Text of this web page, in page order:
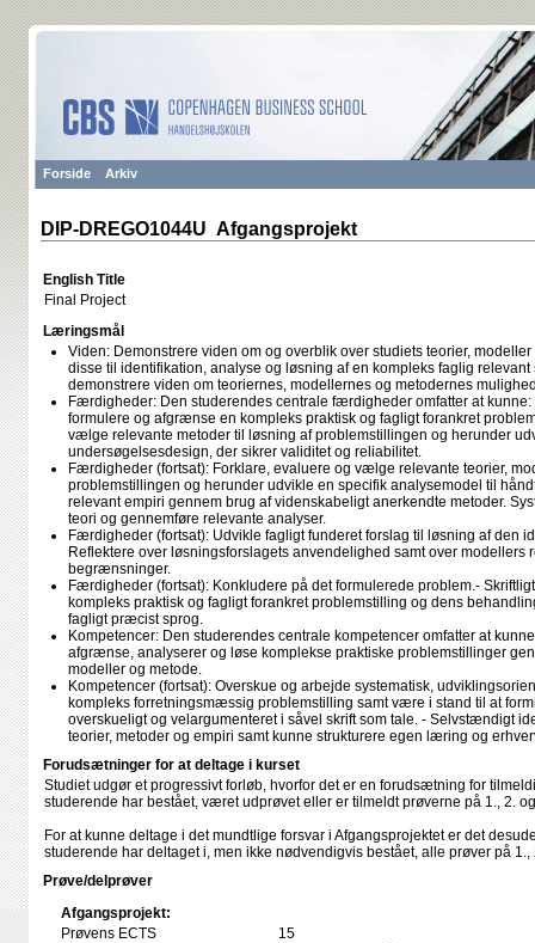
Forside Arkiv
DIP-DREGO1044U Afgangsprojekt
English Title
Final Project
Læringsmål
Viden: Demonstrere viden om og overblik over studiets teorier,
disse til identifikation, analyse og løsning af en kompleks faglig
demonstrere viden om teoriernes, modellernes og metodernes
Færdigheder: Den studerendes centrale færdigheder omfatter at kunne:
formulere og afgrænse en kompleks praktisk og fagligt forankret
vælge relevante metoder til løsning af problemstillingen og herunder
undersøgelsesdesign, der sikrer validitet og reliabilitet.
Færdigheder (fortsat): Forklare, evaluere og vælge relevante teorier,
problemstillingen og herunder udvikle en specifik analysemodel til
relevant empiri gennem brug af videnskabeligt anerkendte metoder.
teori og gennemføre relevante analyser.
Færdigheder (fortsat): Udvikle fagligt funderet forslag til løsning af den
Reflektere over løsningsforslagets anvendelighed samt over modellers
begrænsninger.
Færdigheder (fortsat): Konkludere på det formulerede problem.-
kompleks praktisk og fagligt forankret problemstilling og dens
fagligt præcist sprog.
Kompetencer: Den studerendes centrale kompetencer omfatter at
afgrænse, analyserer og løse komplekse praktiske problemstillinger
modeller og metode.
Kompetencer (fortsat): Overskue og arbejde systematisk,
kompleks forretningsmæssig problemstilling samt være i stand til at
overskueligt og velargumenteret i såvel skrift som tale. - Selvstændigt
teorier, metoder og empiri samt kunne strukturere egen læring og
Forudsætninger for at deltage i kurset
Studiet udgør et progressivt forløb, hvorfor det er en forudsætning for
studerende har bestået, været udprøvet eller er tilmeldt prøverne på 1., 2.
For at kunne deltage i det mundtlige forsvar i Afgangsprojektet er det
studerende har deltaget i, men ikke nødvendigvis bestået, alle prøver på 1.,
Prøve/delprøver
Afgangsprojekt:
Prøvens ECTS
15